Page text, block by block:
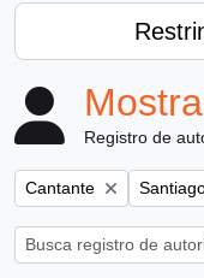
Registro de
Remove filter:
Cantante